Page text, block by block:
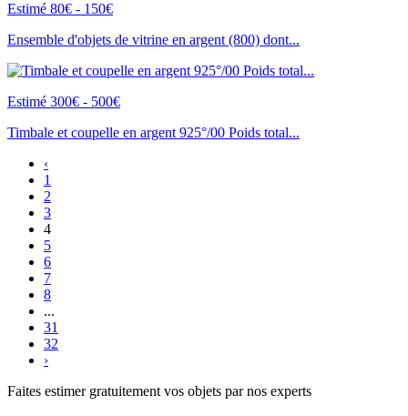
Estimé 80€ - 150€
Ensemble d'objets de vitrine en argent (800) dont...
Estimé 300€ - 500€
Timbale et coupelle en argent 925°/00 Poids total...
‹
1
2
3
4
5
6
7
8
...
31
32
›
Faites estimer gratuitement vos objets par nos experts